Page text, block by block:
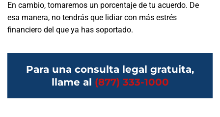
En cambio, tomaremos un porcentaje de tu acuerdo. De
esa manera, no tendrás que lidiar con más estrés
financiero del que ya has soportado.
Para una consulta legal gratuita,
llame al (877) 333-1000